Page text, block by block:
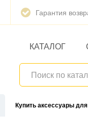
Гарантия
КАТАЛОГ
Купить аксессуары